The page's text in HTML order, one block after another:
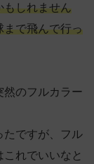
もしれません
まで飛んで行っ
然のフルカラー
たですが、フル
れでいいなと